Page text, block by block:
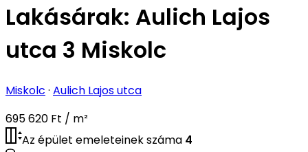
Lakásárak: Aulich Lajos
utca 3 Miskolc
Miskolc · Aulich Lajos utca
695 620 Ft / m²
Az épület emeleteinek száma 4